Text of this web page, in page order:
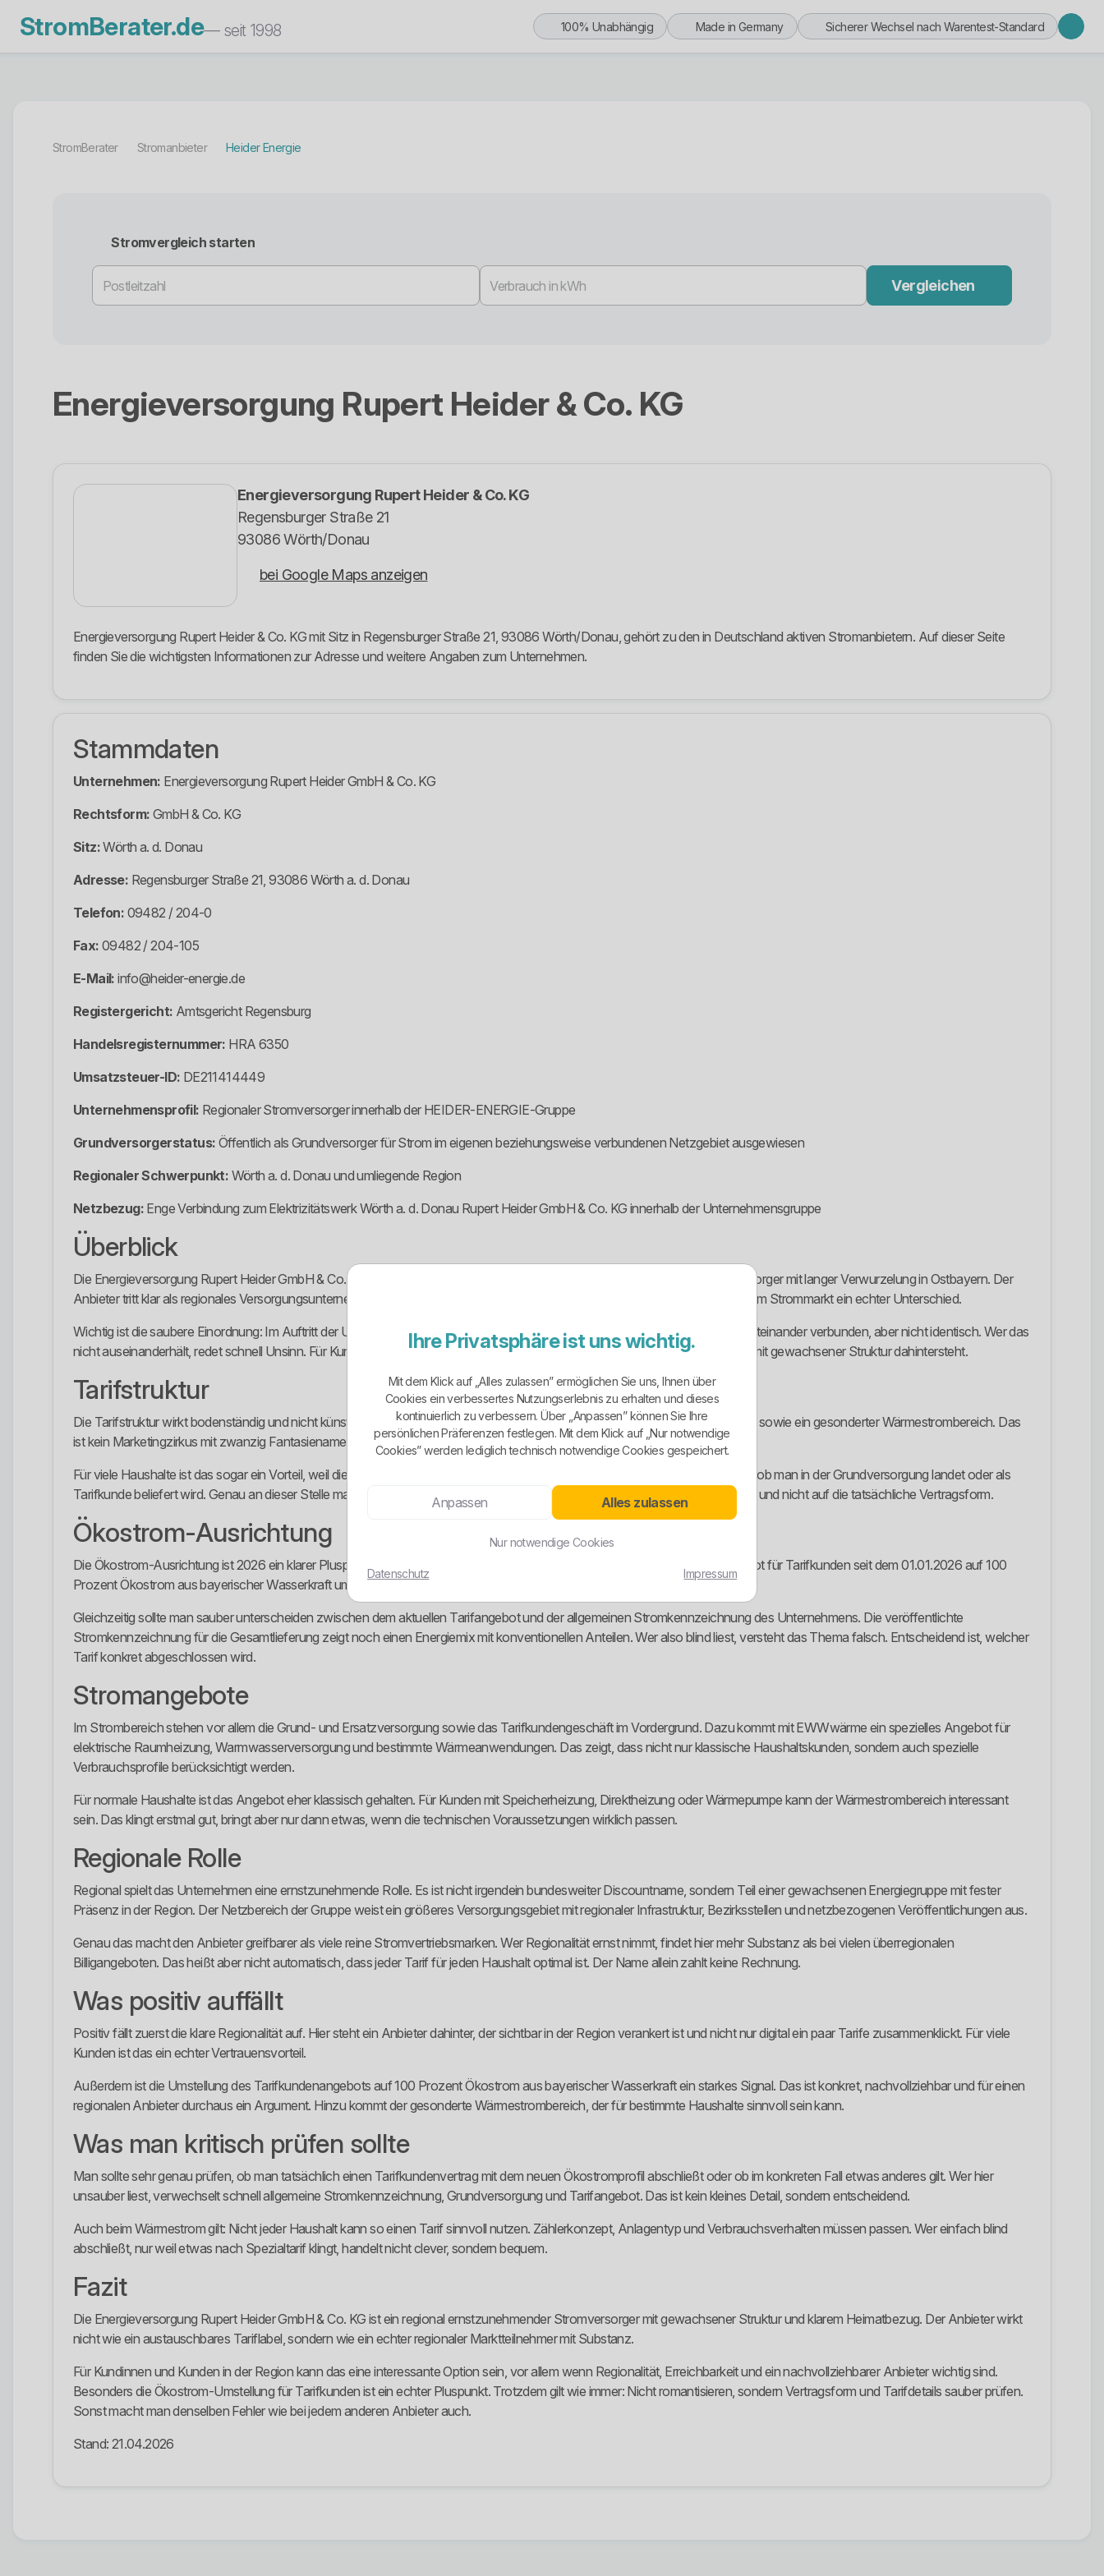
StromBerater.de— seit 1998 100% Unabhängig Made in Germany Sicherer Wechsel nach Warentest-Standard
StromBerater Stromanbieter Heider Energie
Stromvergleich starten
Vergleichen
Energieversorgung Rupert Heider & Co. KG
Energieversorgung Rupert Heider & Co. KG
Regensburger Straße 21
93086 Wörth/Donau
bei Google Maps anzeigen
Energieversorgung Rupert Heider & Co. KG mit Sitz in Regensburger Straße 21, 93086 Wörth/Donau, gehört zu den in Deutschland aktiven Stromanbietern. Auf dieser Seite
finden Sie die wichtigsten Informationen zur Adresse und weitere Angaben zum Unternehmen.
Stammdaten
Unternehmen: Energieversorgung Rupert Heider GmbH & Co. KG
Rechtsform: GmbH & Co. KG
Sitz:Wörth a. d. Donau
Adresse: Regensburger Straße 21, 93086 Wörth a. d. Donau
Telefon: 09482 / 204-0
Fax: 09482 / 204-105
E-Mail: info@heider-energie.de
Registergericht: Amtsgericht Regensburg
Handelsregisternummer: HRA 6350
Umsatzsteuer-ID: DE211414449
Unternehmensprofil: Regionaler Stromversorger innerhalb der HEIDER-ENERGIE-Gruppe
Grundversorgerstatus: Öffentlich als Grundversorger für Strom im eigenen beziehungsweise verbundenen Netzgebiet ausgewiesen
Regionaler Schwerpunkt: Wörth a. d. Donau und umliegende Region
Netzbezug: Enge Verbindung zum Elektrizitätswerk Wörth a. d. Donau Rupert Heider GmbH & Co. KG innerhalb der Unternehmensgruppe
Überblick
Die Energieversorgung Rupert Heider GmbH & Co. KG ist kein gesichtsloser Massenanbieter, sondern ein regionaler Stromversorger mit langer Verwurzelung in Ostbayern. Der
Anbieter tritt klar als regionales Versorgungsunternehmen auf und ist nicht bloß irgendein Vertriebslabel ohne Substanz. Das ist im Strommarkt ein echter Unterschied.
Wichtig ist die saubere Einordnung: Im Auftritt der Unternehmensgruppe sind Stromvertrieb und Netzbereich organisatorisch miteinander verbunden, aber nicht identisch. Wer das
nicht auseinanderhält, redet schnell Unsinn. Für Kundinnen und Kunden zählt vor allem, dass hier ein echter Regionalversorger mit gewachsener Struktur dahintersteht.
Tarifstruktur
Die Tarifstruktur wirkt bodenständig und nicht künstlich aufgeblasen. Sichtbar sind die klassische Grund- und Ersatzversorgung sowie ein gesonderter Wärmestrombereich. Das
ist kein Marketingzirkus mit zwanzig Fantasienamen, sondern eher ein regionales Modell mit klaren Grundprodukten.
Für viele Haushalte ist das sogar ein Vorteil, weil die Tarifwelt dadurch überschaubar bleibt. Trotzdem muss man sauber prüfen, ob man in der Grundversorgung landet oder als
Tarifkunde beliefert wird. Genau an dieser Stelle machen viele Verbraucher dumme Fehler, weil sie nur auf den Namen schauen und nicht auf die tatsächliche Vertragsform.
Ökostrom-Ausrichtung
Die Ökostrom-Ausrichtung ist 2026 ein klarer Pluspunkt. Das Unternehmen hat öffentlich kommuniziert, dass das Stromangebot für Tarifkunden seit dem 01.01.2026 auf 100
Prozent Ökostrom aus bayerischer Wasserkraft umgestellt wurde. Das ist deutlich mehr als nur ein grüner Werbespruch.
Gleichzeitig sollte man sauber unterscheiden zwischen dem aktuellen Tarifangebot und der allgemeinen Stromkennzeichnung des Unternehmens. Die veröffentlichte
Stromkennzeichnung für die Gesamtlieferung zeigt noch einen Energiemix mit konventionellen Anteilen. Wer also blind liest, versteht das Thema falsch. Entscheidend ist, welcher
Tarif konkret abgeschlossen wird.
Stromangebote
Im Strombereich stehen vor allem die Grund- und Ersatzversorgung sowie das Tarifkundengeschäft im Vordergrund. Dazu kommt mit EWWwärme ein spezielles Angebot für
elektrische Raumheizung, Warmwasserversorgung und bestimmte Wärmeanwendungen. Das zeigt, dass nicht nur klassische Haushaltskunden, sondern auch spezielle
Verbrauchsprofile berücksichtigt werden.
Für normale Haushalte ist das Angebot eher klassisch gehalten. Für Kunden mit Speicherheizung, Direktheizung oder Wärmepumpe kann der Wärmestrombereich interessant
sein. Das klingt erstmal gut, bringt aber nur dann etwas, wenn die technischen Voraussetzungen wirklich passen.
Regionale Rolle
Regional spielt das Unternehmen eine ernstzunehmende Rolle. Es ist nicht irgendein bundesweiter Discountname, sondern Teil einer gewachsenen Energiegruppe mit fester
Präsenz in der Region. Der Netzbereich der Gruppe weist ein größeres Versorgungsgebiet mit regionaler Infrastruktur, Bezirksstellen und netzbezogenen Veröffentlichungen aus.
Genau das macht den Anbieter greifbarer als viele reine Stromvertriebsmarken. Wer Regionalität ernst nimmt, findet hier mehr Substanz als bei vielen überregionalen
Billigangeboten. Das heißt aber nicht automatisch, dass jeder Tarif für jeden Haushalt optimal ist. Der Name allein zahlt keine Rechnung.
Was positiv auffällt
Positiv fällt zuerst die klare Regionalität auf. Hier steht ein Anbieter dahinter, der sichtbar in der Region verankert ist und nicht nur digital ein paar Tarife zusammenklickt. Für viele
Kunden ist das ein echter Vertrauensvorteil.
Außerdem ist die Umstellung des Tarifkundenangebots auf 100 Prozent Ökostrom aus bayerischer Wasserkraft ein starkes Signal. Das ist konkret, nachvollziehbar und für einen
regionalen Anbieter durchaus ein Argument. Hinzu kommt der gesonderte Wärmestrombereich, der für bestimmte Haushalte sinnvoll sein kann.
Was man kritisch prüfen sollte
Man sollte sehr genau prüfen, ob man tatsächlich einen Tarifkundenvertrag mit dem neuen Ökostromprofil abschließt oder ob im konkreten Fall etwas anderes gilt. Wer hier
unsauber liest, verwechselt schnell allgemeine Stromkennzeichnung, Grundversorgung und Tarifangebot. Das ist kein kleines Detail, sondern entscheidend.
Auch beim Wärmestrom gilt: Nicht jeder Haushalt kann so einen Tarif sinnvoll nutzen. Zählerkonzept, Anlagentyp und Verbrauchsverhalten müssen passen. Wer einfach blind
abschließt, nur weil etwas nach Spezialtarif klingt, handelt nicht clever, sondern bequem.
Fazit
Die Energieversorgung Rupert Heider GmbH & Co. KG ist ein regional ernstzunehmender Stromversorger mit gewachsener Struktur und klarem Heimatbezug. Der Anbieter wirkt
nicht wie ein austauschbares Tariflabel, sondern wie ein echter regionaler Marktteilnehmer mit Substanz.
Für Kundinnen und Kunden in der Region kann das eine interessante Option sein, vor allem wenn Regionalität, Erreichbarkeit und ein nachvollziehbarer Anbieter wichtig sind.
Besonders die Ökostrom-Umstellung für Tarifkunden ist ein echter Pluspunkt. Trotzdem gilt wie immer: Nicht romantisieren, sondern Vertragsform und Tarifdetails sauber prüfen.
Sonst macht man denselben Fehler wie bei jedem anderen Anbieter auch.
Stand: 21.04.2026
Ihre Privatsphäre ist uns wichtig.
Mit dem Klick auf „Alles zulassen” ermöglichen Sie uns, Ihnen über
Cookies ein verbessertes Nutzungserlebnis zu erhalten und dieses
kontinuierlich zu verbessern. Über „Anpassen” können Sie Ihre
persönlichen Präferenzen festlegen. Mit dem Klick auf „Nur notwendige
Cookies” werden lediglich technisch notwendige Cookies gespeichert.
Anpassen Alles zulassen
Nur notwendige Cookies
Datenschutz Impressum